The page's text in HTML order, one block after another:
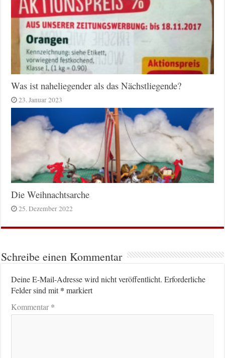
Was ist naheliegender als das Nächstliegende?
23. Januar 2023
Die Weihnachtsarche
25. Dezember 2022
Schreibe einen Kommentar
Deine E-Mail-Adresse wird nicht veröffentlicht. Erforderliche
Felder sind mit* markiert
Kommentar*